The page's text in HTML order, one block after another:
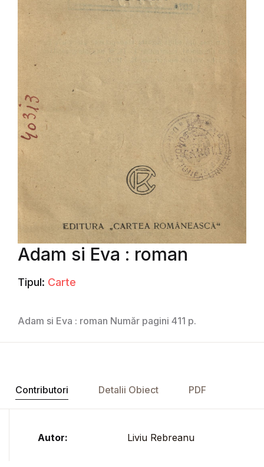
Adam si Eva : roman
Tipul: Carte
Adam si Eva : roman Număr pagini 411 p.
Contributori Detalii Obiect PDF
Autor: Liviu Rebreanu